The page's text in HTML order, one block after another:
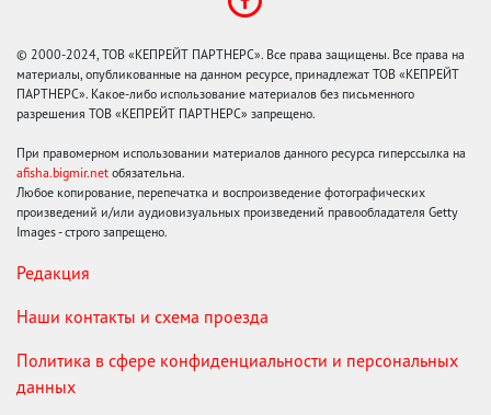
© 2000-2024, ТОВ «КЕПРЕЙТ ПАРТНЕРС». Все права защищены. Все права на
материалы, опубликованные на данном ресурсе, принадлежат ТОВ «КЕПРЕЙТ
ПАРТНЕРС». Какое-либо использование материалов без письменного
разрешения ТОВ «КЕПРЕЙТ ПАРТНЕРС» запрещено.
При правомерном использовании материалов данного ресурса гиперссылка на
afisha.bigmir.net обязательна.
Любое копирование, перепечатка и воспроизведение фотографических
произведений и/или аудиовизуальных произведений правообладателя Getty
Images - строго запрещено.
Редакция
Наши контакты и схема проезда
Политика в сфере конфиденциальности и персональных
данных